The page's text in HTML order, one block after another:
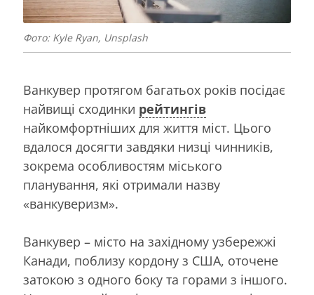
Фото: Kyle Ryan, Unsplash
Ванкувер протягом багатьох років посідає
найвищі сходинки рейтингів
найкомфортніших для життя міст. Цього
вдалося досягти завдяки низці чинників,
зокрема особливостям міського
планування, які отримали назву
«ванкуверизм».
Ванкувер – місто на західному узбережжі
Канади, поблизу кордону з США, оточене
затокою з одного боку та горами з іншого.